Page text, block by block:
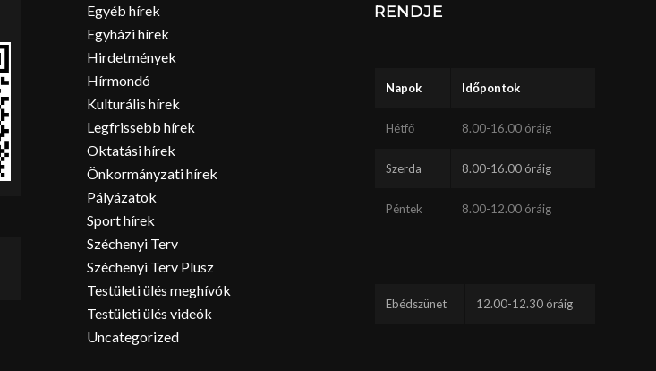
Egyéb hírek
Egyházi hírek
Hirdetmények
Hírmondó
Kulturális hírek
Legfrissebb hírek
Oktatási hírek
Önkormányzati hírek
Pályázatok
Sport hírek
Széchenyi Terv
Széchenyi Terv Plusz
Testületi ülés meghívók
Testületi ülés videók
Uncategorized
RENDJE
Napok Időpontok
Hétfő 8.00-16.00 óráig
Szerda 8.00-16.00 óráig
Péntek 8.00-12.00 óráig
Ebédszünet 12.00-12.30 óráig